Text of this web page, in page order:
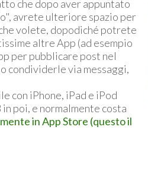
che dopo aver appuntato
avrete ulteriore spazio per
volete, dopodiché potrete
altre App (ad esempio
per pubblicare post nel
condividerle via messaggi,
con iPhone, iPad e iPod
poi, e normalmente costa
in App Store (questo il